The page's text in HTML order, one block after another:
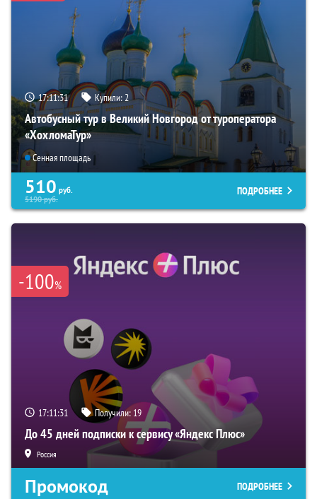
17:11:30 Купили:2
Автобусный тур в Великий Новгород от туроператора
«ХохломаТур»
Сенная площадь
510 руб.
5190руб.
ПОДРОБНЕЕ
-100%
17:11:30 Получили: 19
До 45 дней подписки к сервису «Яндекс Плюс»
Россия
Промокод ПОДРОБНЕЕ